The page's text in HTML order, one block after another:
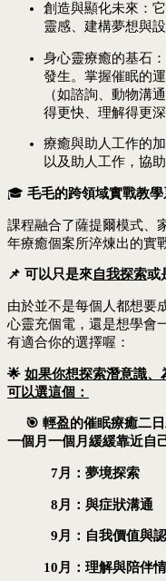
創造與顯化未來：
靈感、建構夢想與
身心靈療癒的基石：
發生。掌握催眠的
（如諮詢、動物溝
得更快、理解得更深
療癒與助人工作的
以及助人工作，協
🎓 毛毛的跨領域實戰教學
課程融合了薩提爾模式、
年療癒個案所淬煉出的實
📌 可以只是來自我探索或
由於並不是每個人都想要
心靈充個電，還是想學會
有適合你的選擇喔：
🌟 如果你想探索潛意識、
可以選這個：
🎯 輕盈的催眠療癒二日
一個月一個月緩緩靠近自
7月：夢境探索
8月：與症狀溝通
9月 ：自我價值與
10月 ：理解與陪伴